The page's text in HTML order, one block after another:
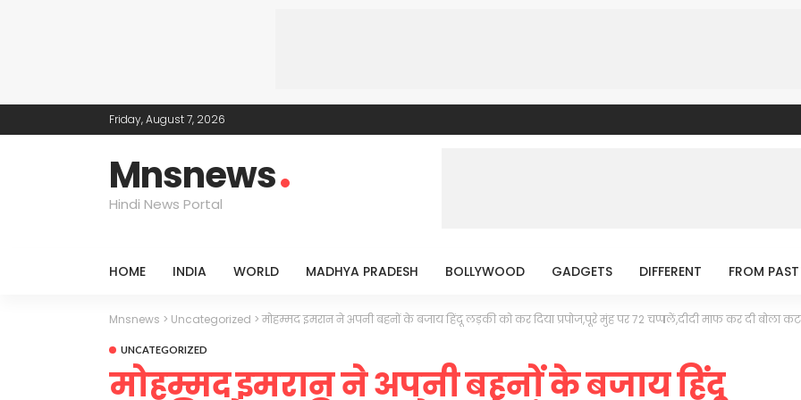
Friday, August 7, 2026
Mnsnews
Hindi News Portal
HOME INDIA WORLD MADHYA PRADESH BOLLYWOOD GADGETS DIFFERENT FROM PAST
Mnsnews > Uncategorized >मोहम्मद इमरान ने अपनी बहनों के बजाय हिंदू लड़की को कर दिया प्रपोज,पूरे मुंह पर 72 चप्पलें,दीदी माफ कर दी बोला
UNCATEGORIZED
मोहम्मद इमरान ने अपनी बहनों के बजाय हिंदू